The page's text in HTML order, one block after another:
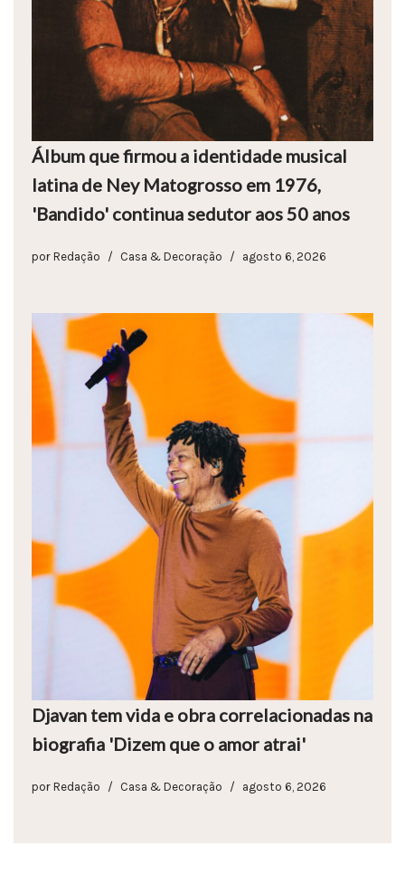
Álbum que firmou a identidade musical
latina de Ney Matogrosso em 1976,
'Bandido' continua sedutor aos 50 anos
por Redação Casa & Decoração agosto 6, 2026
Djavan tem vida e obra correlacionadas na
biografia 'Dizem que o amor atrai'
por Redação Casa & Decoração agosto 6, 2026